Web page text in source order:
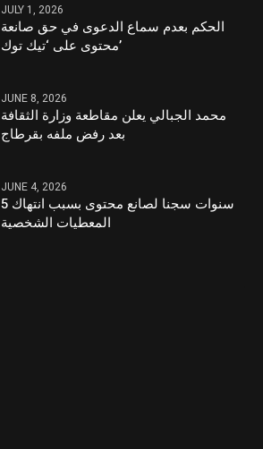
JULY 1, 2026
الحكم بعدم سماع الدعوى في حق صانعة
محتوى على ‘تيك توك’
JUNE 8, 2026
محمد الجبالي يعلن مقاطعة وزارة الثقافة
بعد رفض ملفه بقرطاج
JUNE 4, 2026
5 سنوات سجنا لصانع محتوى بسبب انتهاك
المعطيات الشخصية